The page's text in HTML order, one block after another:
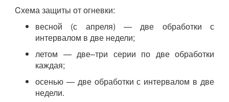
Cхема защиты от огневки:
весной (с апреля) — две обработки с
интервалом в две недели;
летом — две–три серии по две обработки
каждая;
осенью — две обработки с интервалом в две
недели.